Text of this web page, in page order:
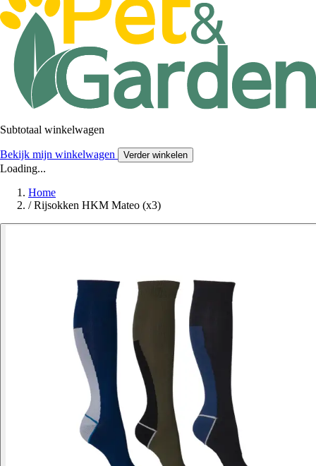
Subtotaal winkelwagen
Bekijk mijn winkelwagen Verder winkelen
Loading...
Home
/ Rijsokken HKM Mateo (x3)